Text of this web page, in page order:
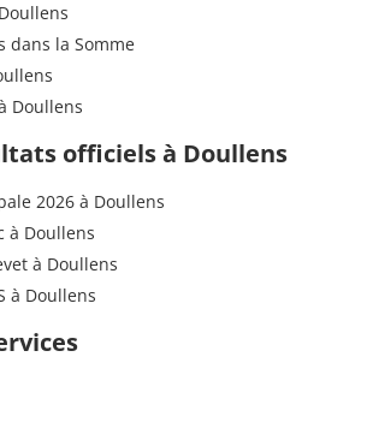
dans la Somme
Doullens
officiels à Doullens
2026 à Doullens
à Doullens
à Doullens
à Doullens